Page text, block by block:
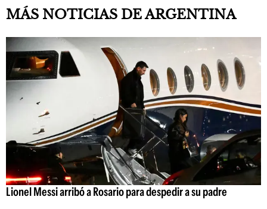
MÁS NOTICIAS DE ARGENTINA
Lionel Messi arribó a Rosario para despedir a su padre